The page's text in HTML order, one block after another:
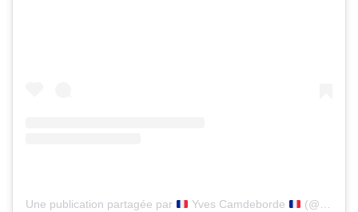
Une publication partagée par Yves Camdeborde (@yves_camdeborde)